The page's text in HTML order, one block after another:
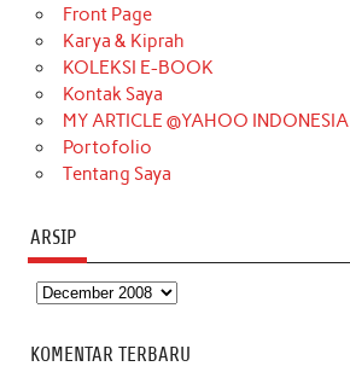
o
k
r
a
m
Front Page
Karya & Kiprah
KOLEKSI E-BOOK
Kontak Saya
MY ARTICLE @YAHOO INDONESIA
Portofolio
Tentang Saya
ARSIP
Arsip
KOMENTAR TERBARU